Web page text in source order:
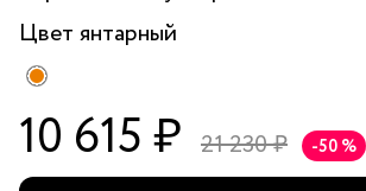
Цвет янтарный
10 615 ₽ 21 230 ₽ -50 %